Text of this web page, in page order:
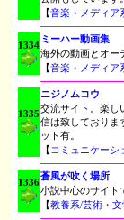
【音楽・メディア
1334
ミーハー動画集
海外の動画とオー
【音楽・メディア
1335
ニジノムコウ
交流サイト。楽し
信は致しておりま
ット有。
【 コミュニケーシ
1336
蒼風が吹く場所
小説中心のサイト
【教養系/芸術・